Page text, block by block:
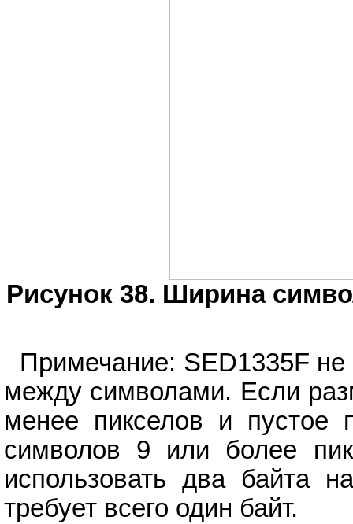
Рисунок 38. Ширина
Примечание: SED1335F не
между символами. Если
менее пикселов и пустое
символов 9 или более
использовать два байта
требует всего один байт.